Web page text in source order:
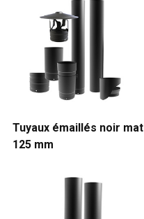
Tuyaux émaillés noir mat
125 mm